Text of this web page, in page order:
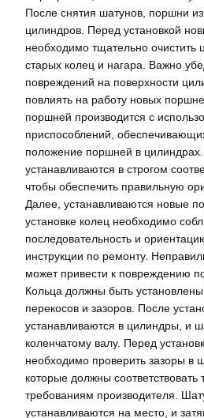
После снятия шатунов, поршни
цилиндров. Перед установкой
необходимо тщательно очистить
старых колец и нагара. Важно
повреждений на поверхности
повлиять на работу новых
поршней производится с
приспособлений,
положение поршней в
устанавливаются в строгом
чтобы обеспечить правильную
Далее, устанавливаются новые
установке колец необходимо
последовательность и
инструкции по ремонту.
может привести к повреждению
Кольца должны быть
перекосов и зазоров. После
устанавливаются в цилиндры, и
коленчатому валу. Перед
необходимо проверить зазоры в
которые должны соответствовать
требованиям производителя.
устанавливаются на место, и